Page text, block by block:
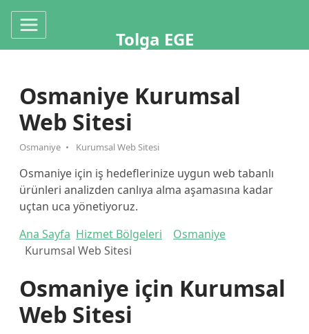
Tolga EGE
Osmaniye Kurumsal
Web Sitesi
Osmaniye Kurumsal Web Sitesi
Osmaniye için iş hedeflerinize uygun web tabanlı
ürünleri analizden canlıya alma aşamasına kadar
uçtan uca yönetiyoruz.
Ana Sayfa Hizmet Bölgeleri
Osmaniye
Kurumsal Web Sitesi
Osmaniye için Kurumsal
Web Sitesi